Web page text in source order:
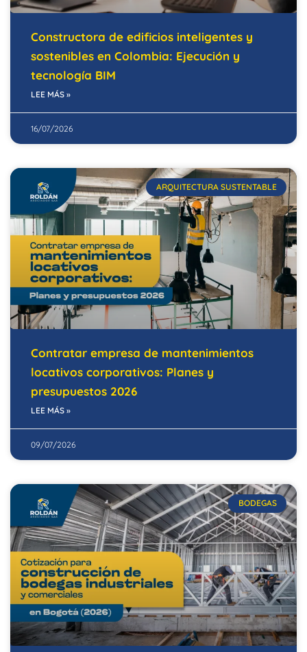
Constructora de edificios inteligentes y
sostenibles en Colombia: Ejecución y
tecnología BIM
LEE MÁS »
16/07/2026
ARQUITECTURA SUSTENTABLE
Contratar empresa de mantenimientos
locativos corporativos: Planes y
presupuestos 2026
LEE MÁS »
09/07/2026
BODEGAS